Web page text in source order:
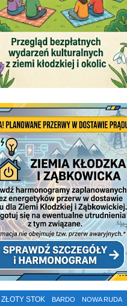
ZŁOTY STOK BARDO NOWA RUDA